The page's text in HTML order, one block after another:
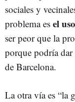
sociales y
problema es el
ser peor que la
porque podría dar
de Barcelona.
La otra vía es “la